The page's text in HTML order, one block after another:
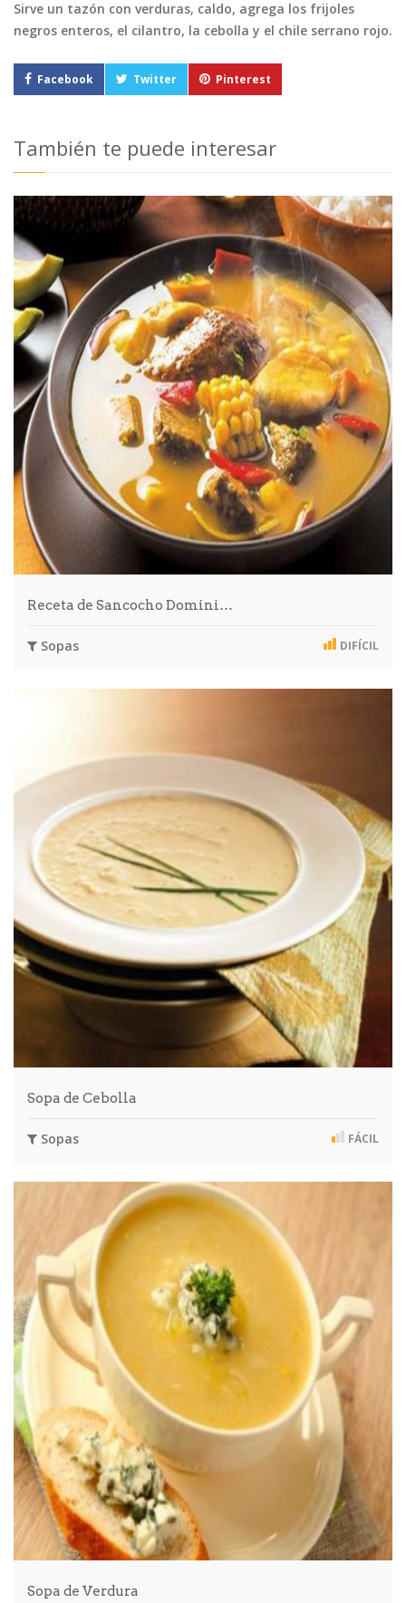
Sirve un tazón con verduras, caldo, agrega los frijoles
negros enteros, el cilantro, la cebolla y el chile serrano rojo.
Facebook Twitter Pinterest
También te puede interesar
Receta de Sancocho Domini…
Sopas DIFÍCIL
Sopa de Cebolla
Sopas FÁCIL
Sopa de Verdura